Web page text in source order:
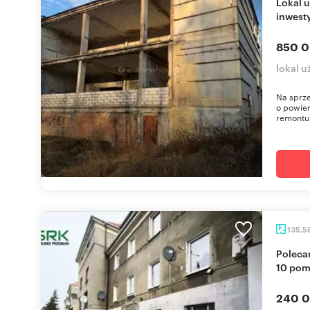
850
lokal
Na
o
Polecam inwestycyjny lokal 137 m² w Bytomiu z
10
240